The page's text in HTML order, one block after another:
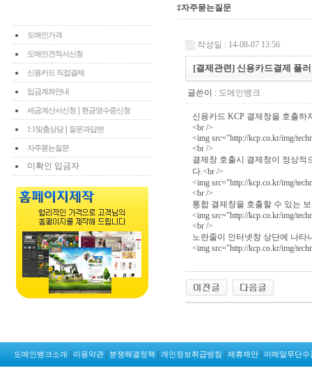
도메인가격
도메인견적서신청
신용카드 직접결제
입금계좌안내
세금계산서신청 현금영수증신청
1:1맞춤상담| 질문과답변
자주묻는질문
미확인 입금자
‡자주묻는질문
작성일 : 14-08-07 13:56
[결제관련] 신용카드결제 플
글쓴이 : 도메인뱅크
신용카드 KCP 결제창을 호출하
<br />
<img src="http://kcp.co.kr/img/
<br />
결제창 호출시 결제창이 정상
다.<br />
<img src="http://kcp.co.kr/img/
<br />
통합 결제창을 호출할 수 있는
<img src="http://kcp.co.kr/img/
<br />
노란줄이 인터넷창 상단에 나타
<img src="http://kcp.co.kr/img/
도메인뱅크소개 이용약관 분쟁해결정책 개인정보취급방침 제휴제안 이메일무단수